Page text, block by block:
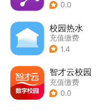
0.0
校园热水
充值缴费
1.4
智才云校园
充值缴费
0.0